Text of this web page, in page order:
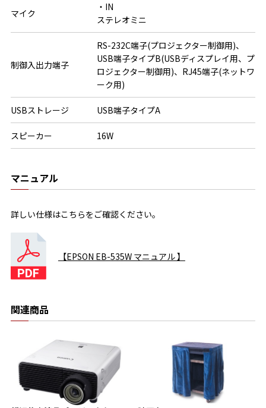
マイク
・IN
ステレオミニ
制御入出力端子
RS-232C端子(プロジェクター制御用)、
USB端子タイプB(USBディスプレイ用、プ
ロジェクター制御用)、RJ45端子(ネットワ
ーク用)
USBストレージ USB端子タイプA
スピーカー 16W
マニュアル
詳しい仕様はこちらをご確認ください。
【EPSON EB-535W マニュアル 】
関連商品